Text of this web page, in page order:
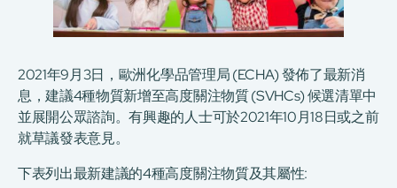
2021年9月3日，歐洲化學品管理局 (ECHA) 發佈了最新消
息，建議4種物質新增至高度關注物質 (SVHCs) 候選清單中
並展開公眾諮詢。有興趣的人士可於2021年10月18日或之前
就草議發表意見。
下表列出最新建議的4種高度關注物質及其屬性: